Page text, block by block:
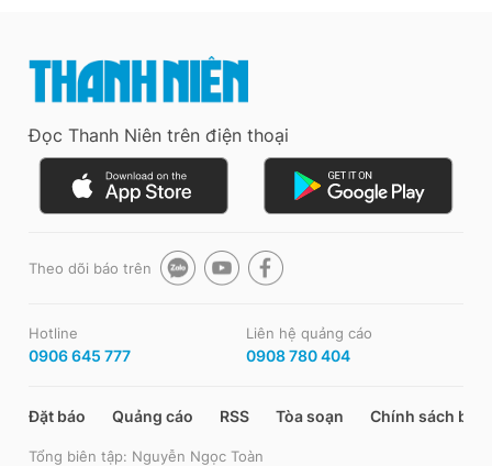
Đọc Thanh Niên trên điện thoại
Theo dõi báo trên
Hotline
0906 645 777
Liên hệ quảng cáo
0908 780 404
Đặt báo Quảng cáo RSS Tòa soạn Chính sách bảo
Tổng biên tập: Nguyễn Ngọc Toàn